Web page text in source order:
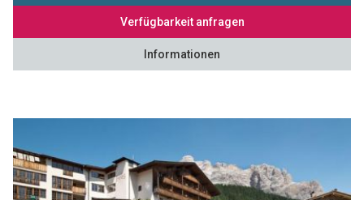
Verfügbarkeit anfragen
Informationen